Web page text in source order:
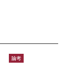
論考